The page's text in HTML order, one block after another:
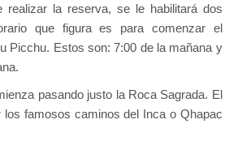
realizar la reserva, se le habilitará dos
que figura es para comenzar el
Picchu. Estos son: 7:00 de la mañana y
pasando justo la Roca Sagrada. El
los famosos caminos del Inca o Qhapac